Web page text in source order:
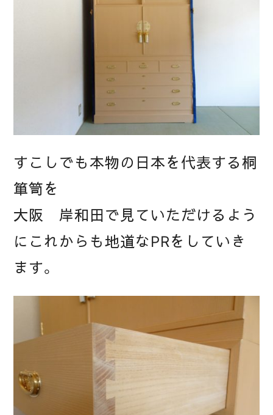
すこしでも本物の日本を代表する桐
箪笥を
大阪 岸和田で見ていただけるよう
にこれからも地道なPRをしていき
ます。